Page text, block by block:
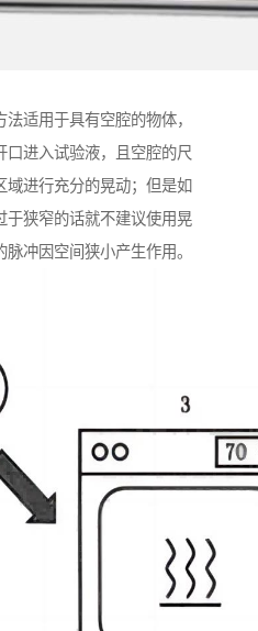
适用于具有空腔的物体，
口进入试验液，且空腔的尺
域进行充分的晃动；但是如
于狭窄的话就不建议使用晃
冲因空间狭小产生作用。